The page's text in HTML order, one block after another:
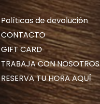
Políticas de devolución
CONTACTO
GIFT CARD
TRABAJA CON NOSOTROS
RESERVA TU HORA AQUÍ